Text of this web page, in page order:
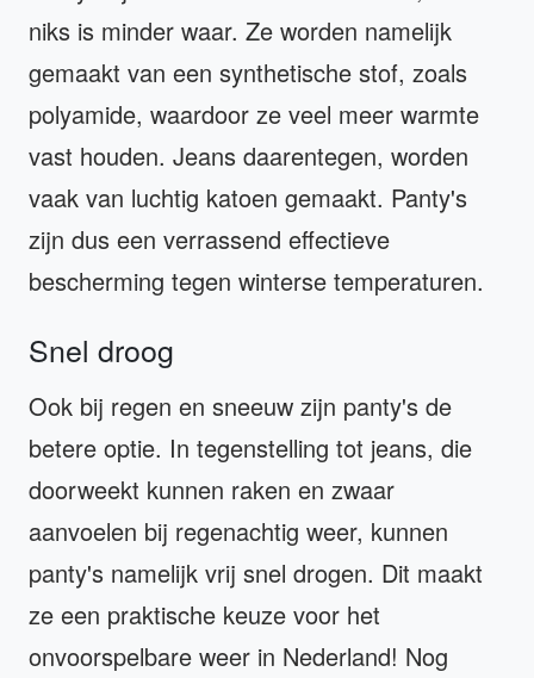
niks is minder waar. Ze worden namelijk
gemaakt van een synthetische stof, zoals
polyamide, waardoor ze veel meer warmte
vast houden. Jeans daarentegen, worden
vaak van luchtig katoen gemaakt. Panty's
zijn dus een verrassend effectieve
bescherming tegen winterse temperaturen.
Snel droog
Ook bij regen en sneeuw zijn panty's de
betere optie. In tegenstelling tot jeans, die
doorweekt kunnen raken en zwaar
aanvoelen bij regenachtig weer, kunnen
panty's namelijk vrij snel drogen. Dit maakt
ze een praktische keuze voor het
onvoorspelbare weer in Nederland! Nog